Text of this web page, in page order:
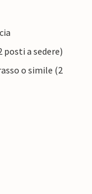
a sedere)
o simile (2